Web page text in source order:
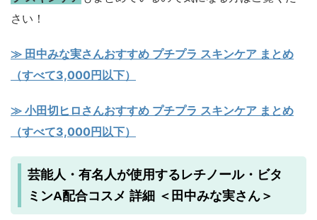
さい！
≫ 田中みな実さんおすすめ プチプラ スキンケア まとめ
（すべて3,000円以下）
≫ 小田切ヒロさんおすすめ プチプラ スキンケア まとめ
（すべて3,000円以下）
芸能人・有名人が使用するレチノール・ビタ
ミンA配合コスメ 詳細 ＜田中みな実さん＞